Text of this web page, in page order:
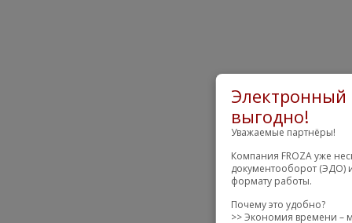
Электронный
выгодно!
Уважаемые партнёры!
Компания FROZA уже
документооборот (ЭДО)
формату работы.
Почему это удобно?
>> Экономия времени –